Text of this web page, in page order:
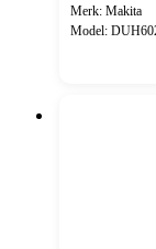
Merk: Makita
Model: